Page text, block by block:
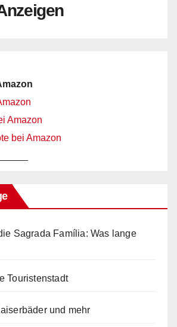
Amazon
bei Amazon
Sagrada Família: Was lange
Touristenstadt
und mehr